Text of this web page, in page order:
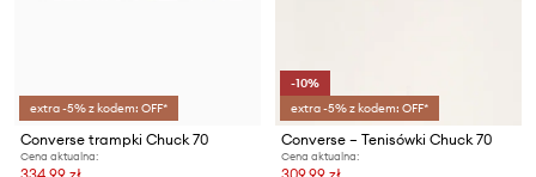
extra -5% z kodem: OFF*
Converse trampki Chuck 70
Cena aktualna:
-10%
extra -5% z kodem: OFF*
Converse – Tenisówki Chuck 70
Cena aktualna: